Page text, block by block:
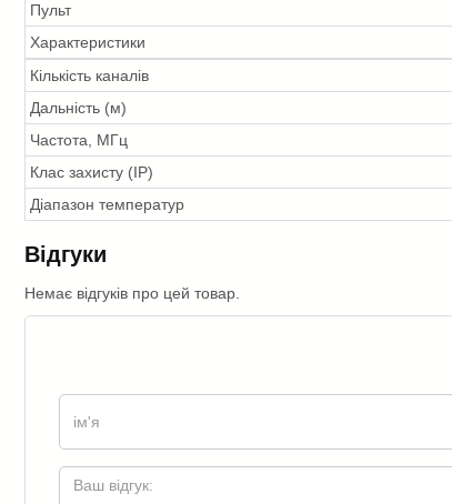
Пульт
Характеристики
Кількість каналів
Дальність (м)
Частота, МГц
Клас захисту (IP)
Діапазон температур
Відгуки
Немає відгуків про цей товар.